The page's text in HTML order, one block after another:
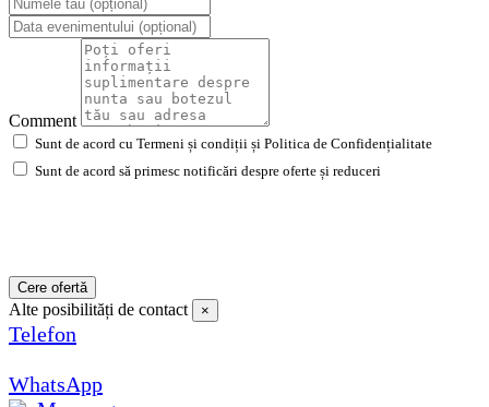
Comment
Sunt de acord cu Termeni și condiții și Politica de Confidențialitate
Sunt de acord să primesc notificări despre oferte și reduceri
Cere ofertă
Alte posibilități de contact ×
Telefon
WhatsApp